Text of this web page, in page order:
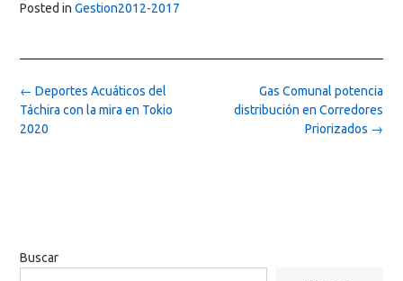
Posted in Gestion2012-2017
Post
navigation
Gas Comunal potencia
distribución en Corredores
Priorizados →
← Deportes Acuáticos del
Táchira con la mira en Tokio
2020
Buscar